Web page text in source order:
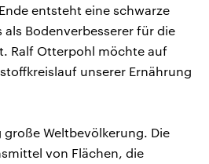
entsteht eine schwarze
als Bodenverbesserer für die
Ralf Otterpohl möchte auf
unserer Ernährung
große Weltbevölkerung. Die
von Flächen, die